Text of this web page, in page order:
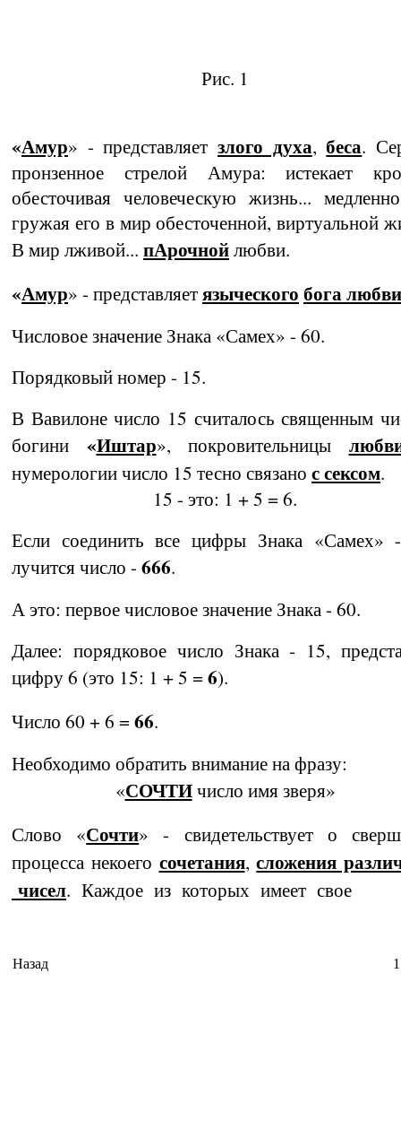
Рис. 1
«Амур» - представляет злого духа,беса.
пронзенное стрелой Амура: истекает
обесточивая человеческую жизнь...
гружая его в мир обесточенной, виртуальной
В мир лживой... пАрочнойлюбви.
«Амур» - представляетязыческогобога люб­ви
Числовое значение Знака «Самех» - 60.
Порядковый номер - 15.
В Вавилоне число 15 считалось священным
богини «Иштар», покровительницы
нумерологии число 15 тесно связано с сексом.
15 - это: 1 + 5 = 6.
Если соединить все цифры Знака
лучится число - 666.
А это: первое числовое значение Знака - 60.
Далее: порядковое число Знака - 15,
цифру 6 (это 15: 1 + 5 =6).
Число 60 + 6 =66.
Необходимо обратить внимание на фразу:
«СОЧТИчисло имя зверя»
Слово «Сочти» - свидетельствует о
процесса некоего сочетания,сложения
чисел. Каждое из которых имеет свое
Назад 1